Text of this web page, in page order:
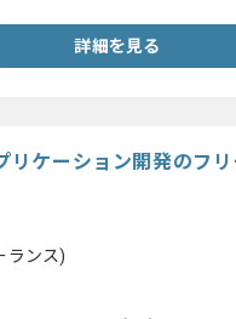
詳細を見る
リケーション開発のフ
ランス)